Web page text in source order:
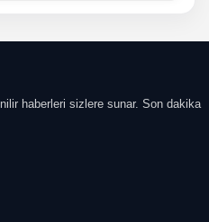
haberleri sizlere sunar. Son dakika